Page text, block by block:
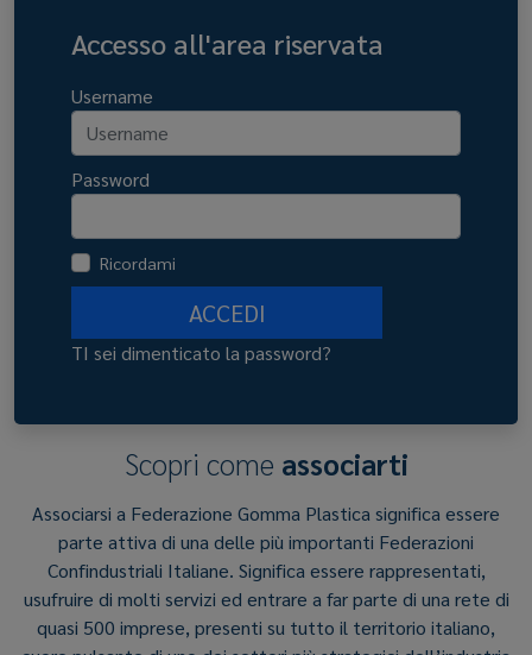
Accesso all'area riservata
Username
Password
Ricordami
ACCEDI
TI sei dimenticato la password?
Scopri come associarti
Associarsi a Federazione Gomma Plastica significa essere
parte attiva di una delle più importanti Federazioni
Confindustriali Italiane. Significa essere rappresentati,
usufruire di molti servizi ed entrare a far parte di una rete di
quasi 500 imprese, presenti su tutto il territorio italiano,